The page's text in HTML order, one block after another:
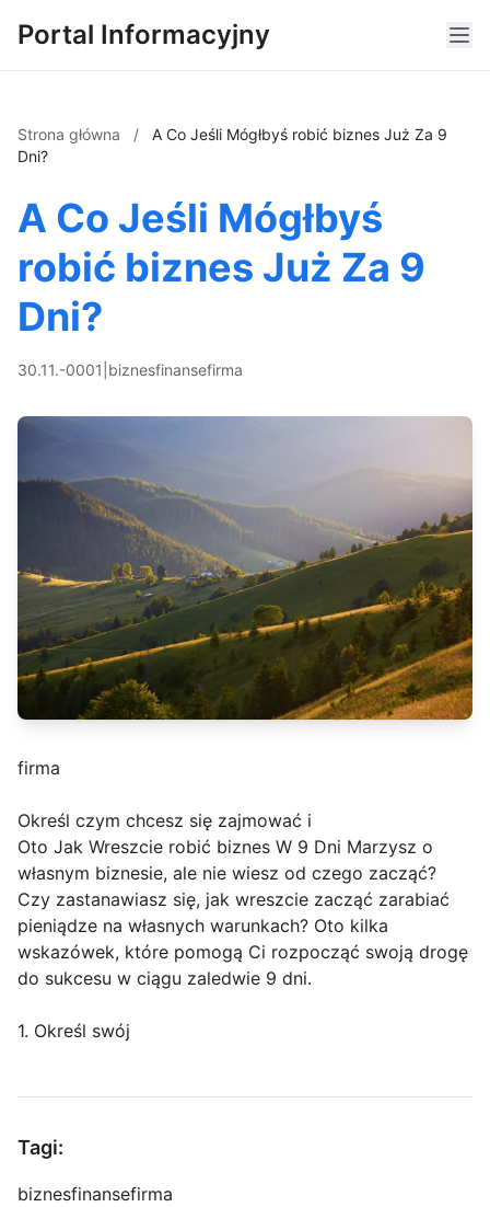
Portal Informacyjny
Strona główna /
A Co Jeśli Mógłbyś robić biznes Już Za 9
Dni?
A Co Jeśli Mógłbyś
robić biznes Już Za 9
Dni?
30.11.-0001 biznesfinansefirma
firma
Określ czym chcesz się zajmować i
Oto Jak Wreszcie robić biznes W 9 Dni Marzysz o
własnym biznesie, ale nie wiesz od czego zacząć?
Czy zastanawiasz się, jak wreszcie zacząć zarabiać
pieniądze na własnych warunkach? Oto kilka
wskazówek, które pomogą Ci rozpocząć swoją drogę
do sukcesu w ciągu zaledwie 9 dni.
1. Określ swój
Tagi:
biznesfinansefirma